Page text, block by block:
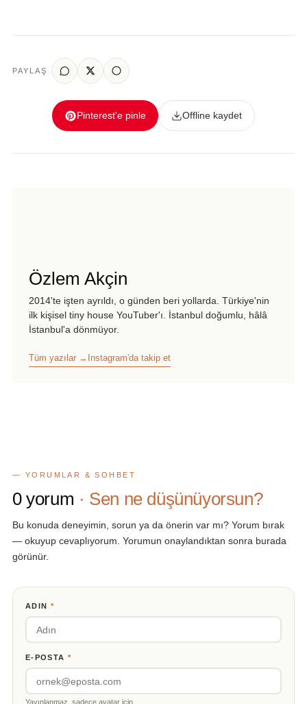
PAYLAŞ
Pinterest'e pinle Offline kaydet
Özlem Akçin
2014'te işten ayrıldı, o günden beri yollarda. Türkiye'nin
ilk kişisel tiny house YouTuber'ı. İstanbul doğumlu, hâlâ
İstanbul'a dönmüyor.
Tüm yazılar → Instagram'da takip et
— YORUMLAR & SOHBET
0yorum · Sen ne düşünüyorsun?
Bu konuda deneyimin, sorun ya da önerin var mı? Yorum bırak
— okuyup cevaplıyorum. Yorumun onaylandıktan sonra burada
görünür.
ADIN *
E-POSTA *
Yayınlanmaz, sadece avatar için.